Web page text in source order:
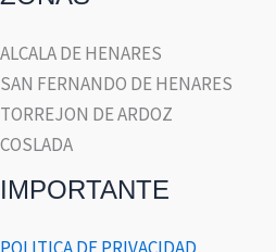
ALCALA DE HENARES
SAN FERNANDO DE HENARES
TORREJON DE ARDOZ
COSLADA
IMPORTANTE